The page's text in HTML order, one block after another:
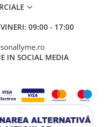
09:00 - 17:00
IN SOCIAL MEDIA